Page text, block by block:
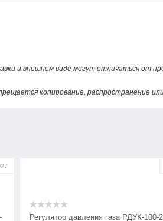
и внешнем виде могут отличаться от
копирование, распространение
Регулятор давления газа РДУК-100-